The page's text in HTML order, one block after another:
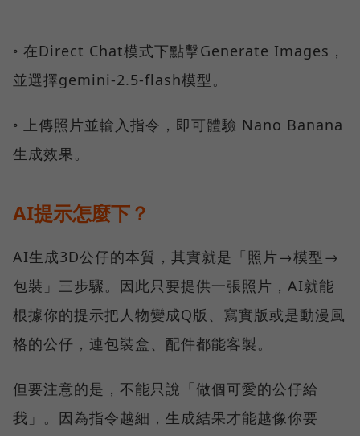
◦ 在Direct Chat模式下點擊Generate Images，
並選擇gemini-2.5-flash模型。
◦ 上傳照片並輸入指令，即可體驗 Nano Banana
生成效果。
AI提示怎麼下？
AI生成3D公仔的本質，其實就是「照片→模型→
包裝」三步驟。因此只要提供一張照片，AI就能
根據你的提示把人物變成Q版、寫實版或是動漫風
格的公仔，連包裝盒、配件都能客製。
但要注意的是，不能只說「做個可愛的公仔給
我」。因為指令越細，生成結果才能越像你要